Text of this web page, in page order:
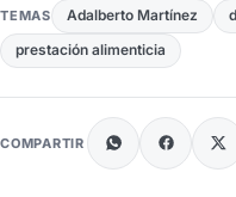
TEMAS Adalberto Martínez
prestación alimenticia
COMPARTIR